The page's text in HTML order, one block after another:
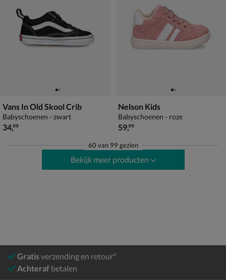
Vans In Old Skool Crib
Babyschoenen - zwart
€ 34,99
34,99
Nelson Kids
Babyschoenen - roze
€ 59,99
59,99
60 van 99 gezien
Bekijk meer producten
Gratisverzending en retour*
Achteraf betalen